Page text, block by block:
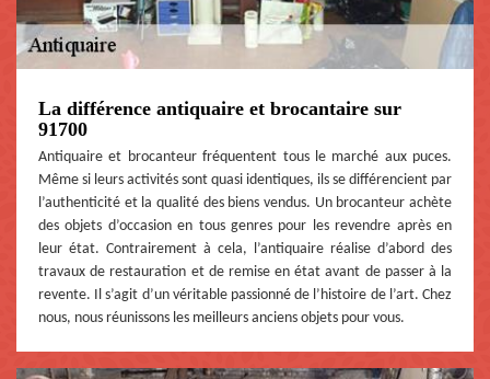
La différence antiquaire et brocantaire sur
91700
Antiquaire et brocanteur fréquentent tous le marché aux puces.
Même si leurs activités sont quasi identiques, ils se différencient par
l’authenticité et la qualité des biens vendus. Un brocanteur achète
des objets d’occasion en tous genres pour les revendre après en
leur état. Contrairement à cela, l’antiquaire réalise d’abord des
travaux de restauration et de remise en état avant de passer à la
revente. Il s’agit d’un véritable passionné de l’histoire de l’art. Chez
nous, nous réunissons les meilleurs anciens objets pour vous.